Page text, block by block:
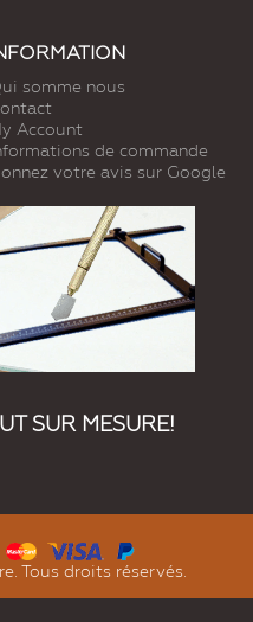
somme nous
Account
de commande
votre avis sur Google
SUR MESURE!
Tous droits réservés.